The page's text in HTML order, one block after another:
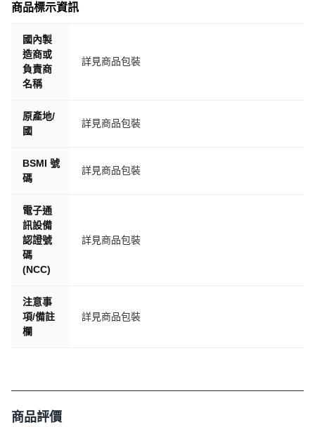
觸控螢幕，輕鬆直覺方便好用
前後雙錄，隨時為您保障行車安全
重力傳感系器，經碰撞將啟動開啟緊急錄影，保障糾紛
循環錄影，自動覆蓋舊檔案，記錄每一刻
清晰夜視鏡，高動態範圍影像
產品資訊
機 身：鋅合金
商品標示資訊
國內製
造商或
負責商
名稱
詳見商品包裝
原產地/
國
詳見商品包裝
BSMI 號
碼
詳見商品包裝
電子通
訊設備
認證號
碼
(NCC)
詳見商品包裝
注意事
項/備註
欄
詳見商品包裝
商品評價